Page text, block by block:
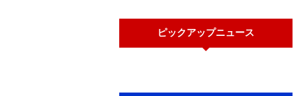
ピックアップニュース